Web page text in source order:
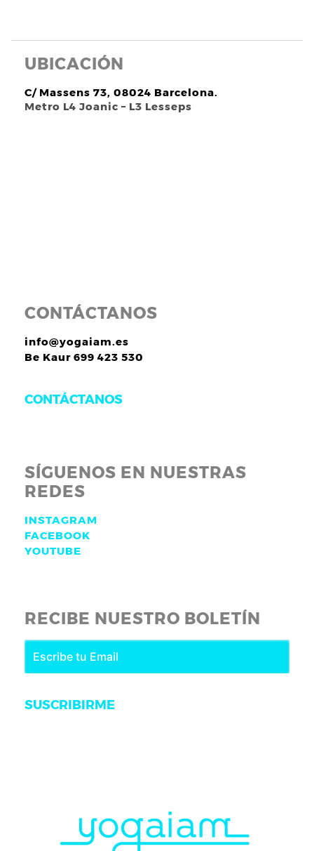
UBICACIÓN
C/ Massens 73, 08024 Barcelona.
Metro L4 Joanic – L3 Lesseps
CONTÁCTANOS
info@yogaiam.es
Be Kaur 699 423 530
CONTÁCTANOS
SÍGUENOS EN NUESTRAS
REDES
INSTAGRAM
FACEBOOK
YOUTUBE
RECIBE NUESTRO BOLETÍN
SUSCRIBIRME